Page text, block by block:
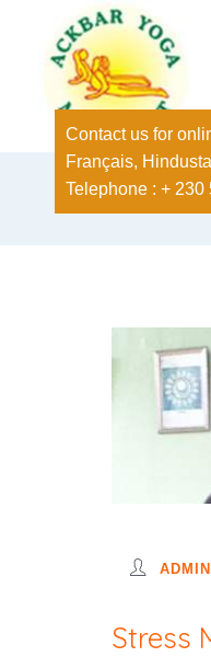
Class
Stress
Contact us for
Français,
Telephone : + 230